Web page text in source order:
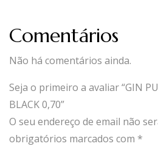
Comentários
Não há comentários ainda.
Seja o primeiro a avaliar “GIN
BLACK 0,70”
O seu endereço de email não
obrigatórios marcados com *